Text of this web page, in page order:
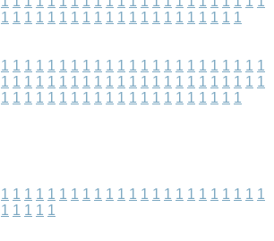
1 1 1 1 1 1 1 1 1 1 1 1 1 1 1 1 1 1 1 1 1
1 1 1 1 1 1 1 1 1 1 1 1 1 1 1 1 1 1 1 1 1 1 1
1 1 1 1 1 1 1 1 1 1 1 1 1 1 1 1 1 1 1 1 1 1 1
1 1 1 1 1 1 1 1 1 1 1 1 1 1 1 1 1 1 1 1 1
1 1 1 1 1 1 1 1 1 1 1 1 1 1 1 1 1 1 1 1 1 1 1
1 1 1 1 1